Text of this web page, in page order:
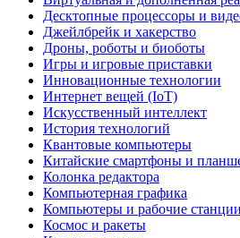
Десктопные процессоры и
Джейлбрейк и хакерство
Дроны, роботы и биоботы
Игры и игровые приставки
Инновационные технологии
Интернет вещей (IoT)
Искусственный интеллект
История технологий
Квантовые компьютеры
Китайские смартфоны и
Колонка редактора
Компьютерная графика
Компьютеры и рабочие станции
Космос и ракеты